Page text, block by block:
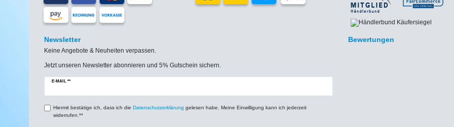
Newsletter
Keine Angebote & Neuheiten verpassen.
Jetzt unseren Newsletter abonnieren und 5% Gutschein sichern.
E-MAIL **
Newsletter
Hiermit bestätige ich, dass ich die Daten­schutz­erklärung gelesen habe. Meine Einwilligung kann ich jederzeit
widerrufen.**
Bewertungen